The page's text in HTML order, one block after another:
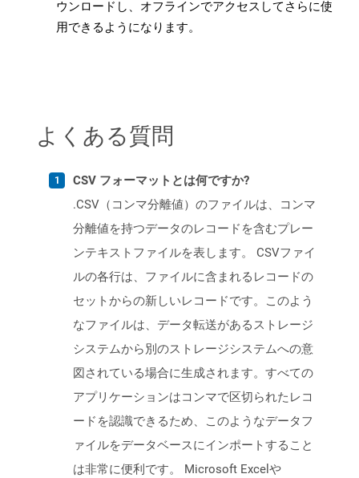
ウンロードし、オフラインでアクセスしてさらに使
用できるようになります。
よくある質問
CSV フォーマットとは何ですか?
.CSV（コンマ分離値）のファイルは、コンマ
分離値を持つデータのレコードを含むプレー
ンテキストファイルを表します。 CSVファイ
ルの各行は、ファイルに含まれるレコードの
セットからの新しいレコードです。このよう
なファイルは、データ転送があるストレージ
システムから別のストレージシステムへの意
図されている場合に生成されます。すべての
アプリケーションはコンマで区切られたレコ
ードを認識できるため、このようなデータフ
ァイルをデータベースにインポートすること
は非常に便利です。 Microsoft Excelや